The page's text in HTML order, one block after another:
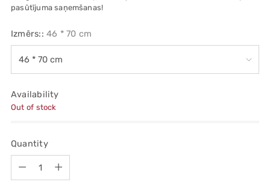
pasūtījuma saņemšanas!
Izmērs:: 46 * 70 cm
Availability
Out of stock
Quantity